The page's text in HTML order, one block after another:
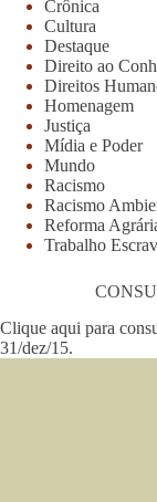
Crônica
Cultura
Destaque
Direito ao
Direitos
Homenagem
Justiça
Mídia e Poder
Mundo
Racismo
Racismo
Reforma
Trabalho
Clique aqui para
31/dez/15.